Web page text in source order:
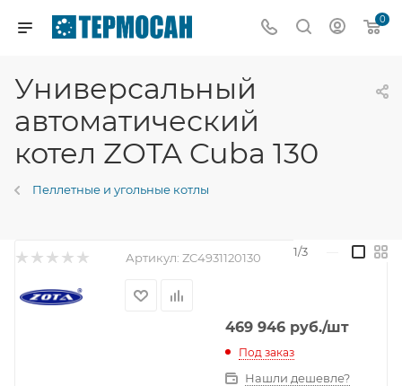
0
Универсальный
автоматический
котел ZOTA Cuba 130
Пеллетные и угольные котлы
Артикул: ZC4931120130
469 946руб./шт
Под заказ
Нашли дешевле?
1/3